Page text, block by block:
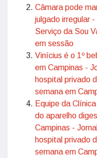
Câmara pode
julgado irregular
Serviço da Sou
em sessão
Vinícius é o 1º
em Campinas -
hospital privado
semana em
Equipe da
do aparelho
Campinas -
hospital privado
semana em